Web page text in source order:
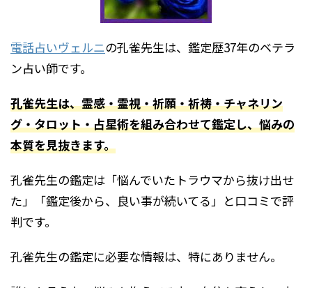
電話占いヴェルニの孔雀先生は、鑑定歴37年のベテラ
ン占い師です。
孔雀先生は、霊感・霊視・祈願・祈祷・チャネリン
グ・タロット・占星術を組み合わせて鑑定し、悩みの
本質を見抜きます。
孔雀先生の鑑定は「悩んでいたトラウマから抜け出せ
た」「鑑定後から、良い事が続いてる」と口コミで評
判です。
孔雀先生の鑑定に必要な情報は、特にありません。